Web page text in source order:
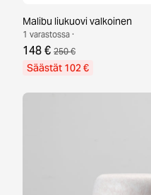
Malibu liukuovi valkoinen
1 varastossa ·
148 € 250 €
Säästät 102 €